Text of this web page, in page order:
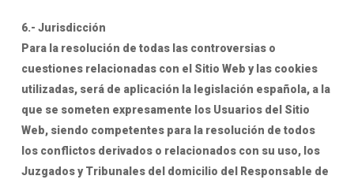
6.- Jurisdicción
Para la resolución de todas las controversias o
cuestiones relacionadas con el Sitio Web y las cookies
utilizadas, será de aplicación la legislación española, a la
que se someten expresamente los Usuarios del Sitio
Web, siendo competentes para la resolución de todos
los conflictos derivados o relacionados con su uso, los
Juzgados y Tribunales del domicilio del Responsable de